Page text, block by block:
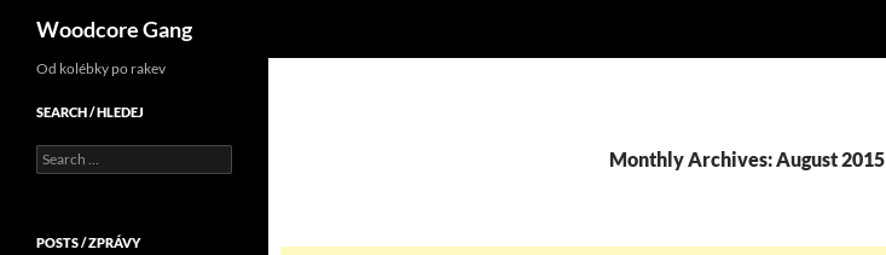
Woodcore Gang
Monthly Archives: August 2015
Od kolébky po rakev
SEARCH / HLEDEJ
Search
for:
POSTS / ZPRÁVY